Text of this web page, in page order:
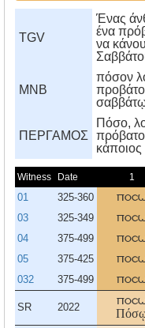
TGV
Ένας
ένα
να
MNB
πόσον
ΠΕΡΓΑΜΟΣ
Πόσο,
Witness Date 1
01 325-360
03 325-349
04 375-499
05 375-425
032 375-499
SR 2022